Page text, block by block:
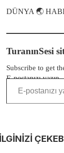
DÜNYA 🌏
TuranınSesi
Subscribe to get
E-postanızı